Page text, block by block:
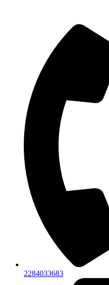
2284033683